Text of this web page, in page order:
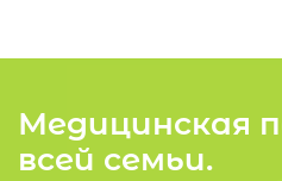
Медицинская
всей семьи.